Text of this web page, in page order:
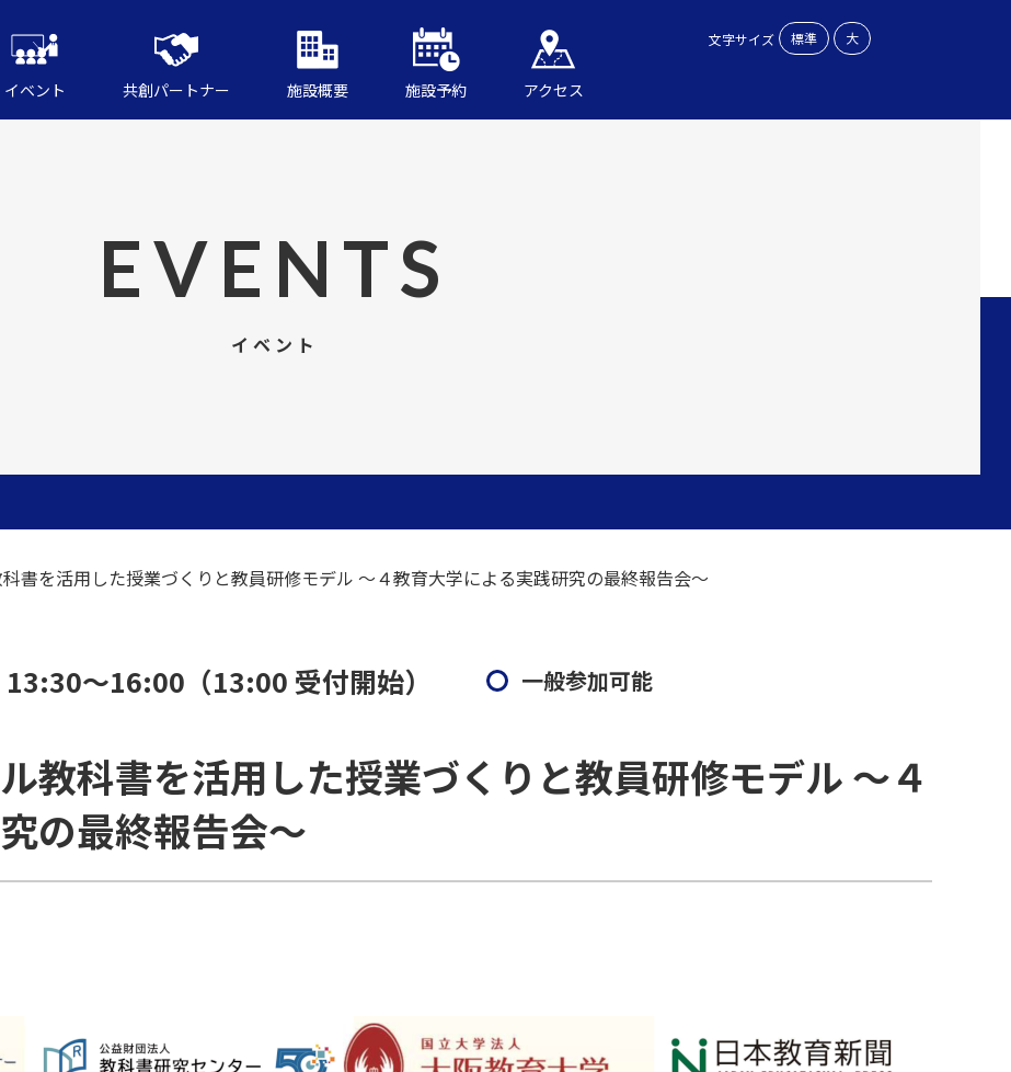
イベント 共創パートナー 施設概要 施設予約 アクセス
文字サイズ 標準 大
EVENTS
イベント
書を活用した授業づくりと教員研修モデル ～４教育大学による実践研究の最終報告会～
～16:00（13:00 受付開始） 一般参加可能
教科書を活用した授業づくりと教員研修モデル ～４
の最終報告会～